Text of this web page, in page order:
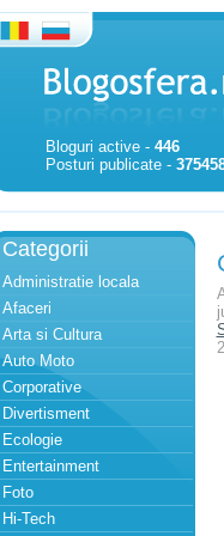
Bloguri active - 446
Posturi publicate -
Categorii
Administratie locala
Afaceri
Arta si Cultura
Auto Moto
Corporative
Divertisment
Ecologie
Entertainment
Foto
Hi-Tech